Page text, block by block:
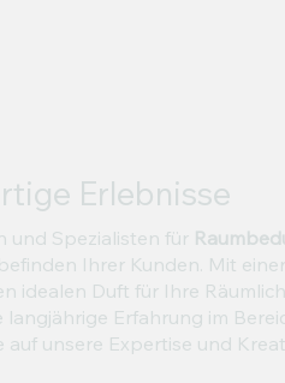
Erlebnisse
und Spezialisten für
Ihrer Kunden. Mit
idealen Duft für Ihre
Erfahrung im
unsere Expertise und